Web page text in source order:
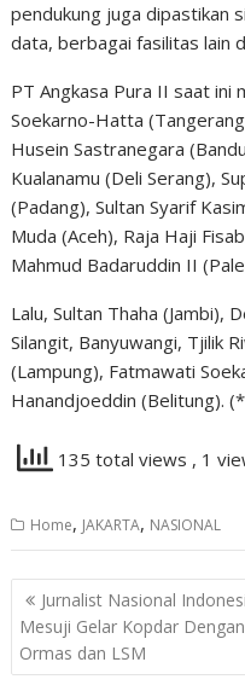
pendukung juga dipastikan
data, berbagai fasilitas lain
PT Angkasa Pura II saat ini
Soekarno-Hatta
Husein Sastranegara
Kualanamu (Deli Serang),
(Padang), Sultan Syarif
Muda (Aceh), Raja Haji
Mahmud Badaruddin II
Lalu, Sultan Thaha (Jambi),
Silangit, Banyuwangi, Tjilik
(Lampung), Fatmawati
Hanandjoeddin (Belitung).
135 total views , 1
Home, JAKARTA, NASIONAL
Navigasi
pos
Jurnalist Nasional
Mesuji Gelar Kopdar Dengan
Ormas dan LSM